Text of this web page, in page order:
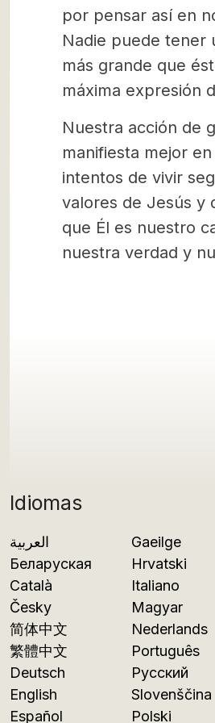
Idiomas
العربية
Беларуская
Català
Česky
简体中文
繁體中文
Deutsch
English
Español
Gaeilge
Hrvatski
Italiano
Magyar
Nederlands
Português
Русский
Slovenščina
Polski
por pensar así en
Nadie puede tener
más grande que
máxima expresión
Nuestra acción de
manifiesta mejor
intentos de vivir
valores de Jesús y
que Él es nuestro
nuestra verdad y